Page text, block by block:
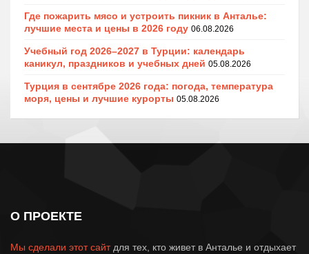
Где пожарить мясо и устроить пикник в Анталье:
лучшие места и цены в 2026 году 06.08.2026
Учебный год 2026–2027 в Турции: календарь
каникул, праздников и учебных дней 05.08.2026
Турция в сентябре 2026 года: погода, температура
моря, цены и лучшие курорты 05.08.2026
О ПРОЕКТЕ
Мы сделали этот сайтдля тех, кто живет в Анталье и отдыхает